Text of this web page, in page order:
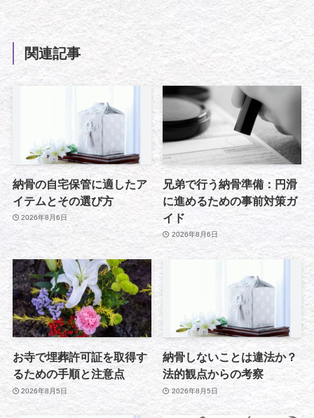
関連記事
納骨の自宅保管に適したア
イテムとその選び方
2026年8月6日
兄弟で行う納骨準備：円滑
に進めるための事前対策ガ
イド
2026年8月6日
お寺で埋葬許可証を取得す
るための手順と注意点
2026年8月5日
納骨しないことは違法か？
法的観点からの考察
2026年8月5日